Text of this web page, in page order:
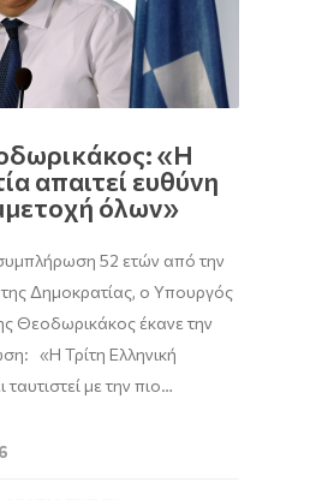
«Η
απαιτεί ευθύνη
όλων»
52 ετών από την
Δημοκρατίας, ο Υπουργός
Θεοδωρικάκος έκανε την
«Η Τρίτη Ελληνική
ταυτιστεί με την πιο…